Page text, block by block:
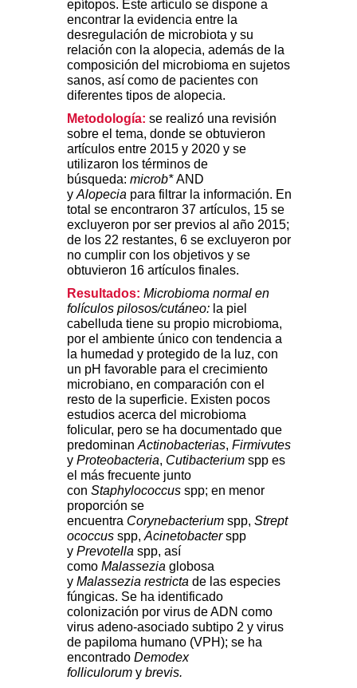
epítopos. Este artículo se dispone a
encontrar la evidencia entre la
desregulación de microbiota y su
relación con la alopecia, además de la
composición del microbioma en sujetos
sanos, así como de pacientes con
diferentes tipos de alopecia.
Metodología: se realizó una revisión
sobre el tema, donde se obtuvieron
artículos entre 2015 y 2020 y se
utilizaron los términos de
búsqueda: microb*AND
y Alopecia para filtrar la información. En
total se encontraron 37 artículos, 15 se
excluyeron por ser previos al año 2015;
de los 22 restantes, 6 se excluyeron por
no cumplir con los objetivos y se
obtuvieron 16 artículos finales.
Resultados: Microbioma normal en
folículos pilosos/cutáneo: la piel
cabelluda tiene su propio microbioma,
por el ambiente único con tendencia a
la humedad y protegido de la luz, con
un pH favorable para el crecimiento
microbiano, en comparación con el
resto de la superficie. Existen pocos
estudios acerca del microbioma
folicular, pero se ha documentado que
predominan Actinobacterias, Firmivutes
y Proteobacteria, Cutibacterium spp es
el más frecuente junto
con Staphylococcus spp; en menor
proporción se
encuentra Corynebacterium spp, Strept
ococcus spp, Acinetobacterspp
y Prevotella spp, así
como Malassezia globosa
y Malassezia restricta de las especies
fúngicas. Se ha identificado
colonización por virus de ADN como
virus adeno-asociado subtipo 2 y virus
de papiloma humano (VPH); se ha
encontrado Demodex
folliculorum y brevis.